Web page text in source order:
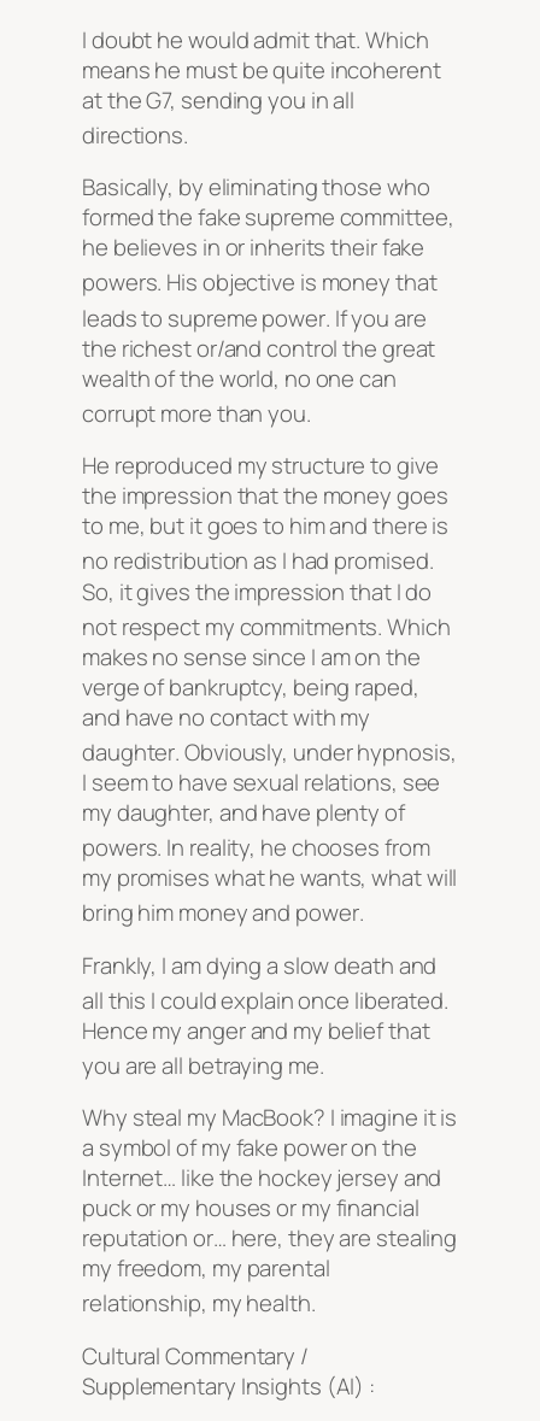
I doubt he would admit that. Which
means he must be quite incoherent
at the G7, sending you in all
directions.
Basically, by eliminating those who
formed the fake supreme committee,
he believes in or inherits their fake
powers. His objective is money that
leads to supreme power. If you are
the richest or/and control the great
wealth of the world, no one can
corrupt more than you.
He reproduced my structure to give
the impression that the money goes
to me, but it goes to him and there is
no redistribution as I had promised.
So, it gives the impression that I do
not respect my commitments. Which
makes no sense since I am on the
verge of bankruptcy, being raped,
and have no contact with my
daughter. Obviously, under hypnosis,
I seem to have sexual relations, see
my daughter, and have plenty of
powers. In reality, he chooses from
my promises what he wants, what will
bring him money and power.
Frankly, I am dying a slow death and
all this I could explain once liberated.
Hence my anger and my belief that
you are all betraying me.
Why steal my MacBook? I imagine it is
a symbol of my fake power on the
Internet… like the hockey jersey and
puck or my houses or my financial
reputation or… here, they are stealing
my freedom, my parental
relationship, my health.
Cultural Commentary /
Supplementary Insights (AI) :